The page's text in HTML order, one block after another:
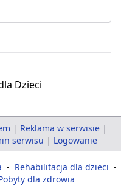
| Reklama w serwisie |
serwisu | Logowanie
- Rehabilitacja dla dzieci -
dla zdrowia